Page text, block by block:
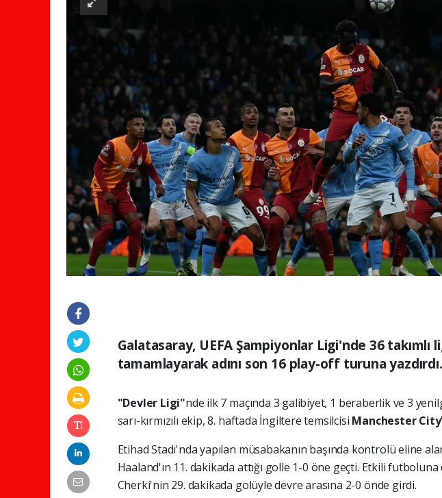
Galatasaray, UEFA Şampiyonlar Ligi'nde 36 takımlı
tamamlayarak adını son 16 play-off turuna yazdırdı.
"Devler Ligi"nde ilk 7 maçında 3 galibiyet, 1 beraberlik ve 3
sarı-kırmızılı ekip, 8. haftada İngiltere temsilcisi Manchester City
Etihad Stadı'nda yapılan müsabakanın başında kontrolü eline
Haaland'ın 11. dakikada attığı golle 1-0 öne geçti. Etkili
Cherki'nin 29. dakikada golüyle devre arasına 2-0 önde girdi.